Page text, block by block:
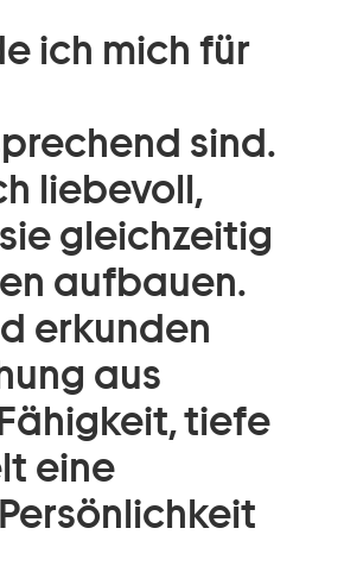
ich mich für
sind.
liebevoll,
gleichzeitig
aufbauen.
erkunden
aus
tiefe
eine